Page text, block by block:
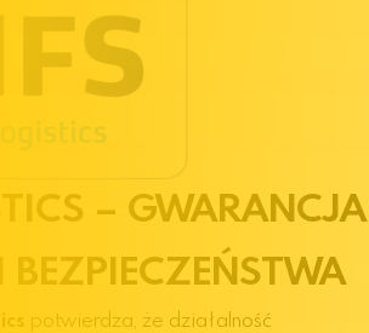
– GWARANCJA
BEZPIECZEŃSTWA
potwierdza, że działalność